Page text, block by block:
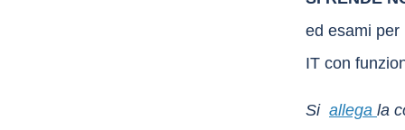
ed esami per
IT con
Si allega la